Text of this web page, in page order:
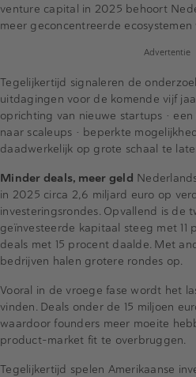
venture capital in 2025 behoort
meer geconcentreerde ecosystemen
Advertentie
Tegelijkertijd signaleren de
uitdagingen voor de komende vijf
oprichting van nieuwe startups •
naar scaleups • beperkte
daadwerkelijk op grote schaal te
Minder deals, meer geld
in 2025 circa 2,6 miljard euro op
investeringsrondes. Opvallend is de
geïnvesteerde kapitaal steeg met 11
deals met 15 procent daalde. Met
bedrijven halen grotere rondes op.
Vooral in de vroege fase wordt het
vinden. Deals onder de 15 miljoen
waardoor founders meer moeite
product–market fit te overbruggen.
Tegelijkertijd spelen Amerikaanse